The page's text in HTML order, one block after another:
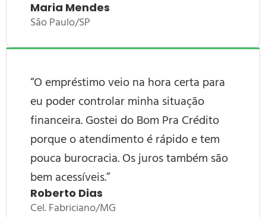
Maria Mendes
São Paulo/SP
“O empréstimo veio na hora certa para
eu poder controlar minha situação
financeira. Gostei doBom Pra Crédito
porque o atendimento é rápido e tem
pouca burocracia. Os juros também são
bem acessíveis.”
Roberto Dias
Cel. Fabriciano/MG